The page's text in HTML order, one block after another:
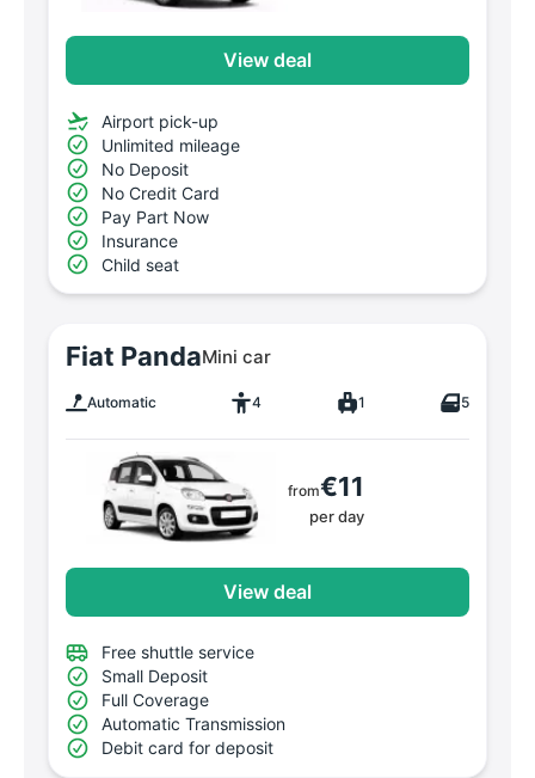
View deal
Airport pick-up
Unlimited mileage
No Deposit
No Credit Card
Pay Part Now
Insurance
Child seat
Fiat PandaMini car
Automatic 4 1 5
from€11
per day
View deal
Free shuttle service
Small Deposit
Full Coverage
Automatic Transmission
Debit card for deposit